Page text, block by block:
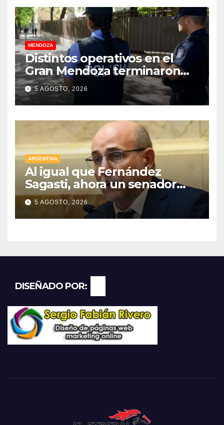
MENDOZA
Distintos operativos en el
Gran Mendoza terminaron
con cuatro delincuentes
detenidos
5 AGOSTO, 2026
ARGENTINA
Al igual que Fernández
Sagasti, ahora un senador
radical pidió votar en forma
remota
5 AGOSTO, 2026
DISEÑADO POR: